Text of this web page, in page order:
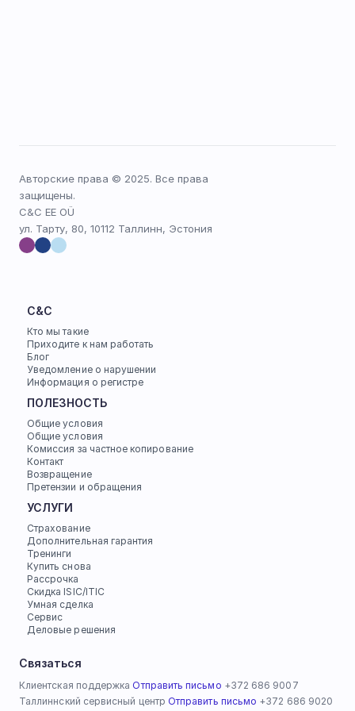
C&C
Кто мы такие
Приходите к нам работать
Блог
Уведомление о нарушении
Информация о регистре
ПОЛЕЗНОСТЬ
Общие условия
Общие условия
Комиссия за частное копирование
Контакт
Возвращение
Претензии и обращения
УСЛУГИ
Страхование
Дополнительная гарантия
Тренинги
Купить снова
Рассрочка
Скидка ISIC/ITIC
Умная сделка
Сервис
Деловые решения
Связаться
Клиентская поддержка Отправить письмо +372 686 9007
Таллиннский сервисный центр Отправить письмо +372 686 9020
Авторские права © 2025. Все права
защищены.
C&C EE OÜ
ул. Тарту, 80, 10112 Таллинн, Эстония